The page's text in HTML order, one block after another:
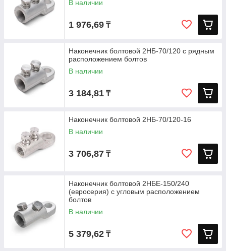
В наличии
1 976,69 ₸
Наконечник болтовой 2НБ-70/120 с рядным
расположением болтов
В наличии
3 184,81 ₸
Наконечник болтовой 2НБ-70/120-16
В наличии
3 706,87 ₸
Наконечник болтовой 2НБЕ-150/240
(евросерия) с угловым расположением
болтов
В наличии
5 379,62 ₸